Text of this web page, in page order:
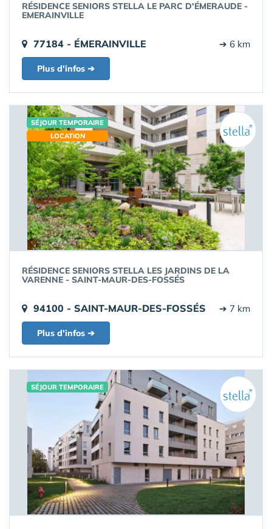
RÉSIDENCE SENIORS STELLA LE PARC D'ÉMERAUDE -
EMERAINVILLE
77184 - ÉMERAINVILLE ➔ 6 km
Plus d'infos ➔
SÉJOUR TEMPORAIRE
LOCATION
RÉSIDENCE SENIORS STELLA LES JARDINS DE LA
VARENNE - SAINT-MAUR-DES-FOSSÉS
94100 - SAINT-MAUR-DES-FOSSÉS ➔ 7 km
Plus d'infos ➔
SÉJOUR TEMPORAIRE